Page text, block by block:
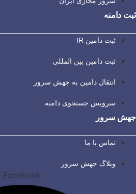
ثبت دامنه
ثبت دامین IR
ثبت دامین بین المللی
انتقال دامین به جهش سرور
سرویس جستجوی دامنه
جهش سرور
تماس با ما
وبلاگ جهش سرور
Facebook